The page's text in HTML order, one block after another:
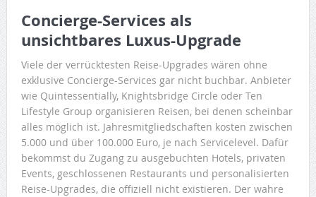
Concierge-Services als
unsichtbares Luxus-Upgrade
Viele der verrücktesten Reise-Upgrades wären ohne
exklusive Concierge-Services gar nicht buchbar. Anbieter
wie Quintessentially, Knightsbridge Circle oder Ten
Lifestyle Group organisieren Reisen, bei denen scheinbar
alles möglich ist. Jahresmitgliedschaften kosten zwischen
5.000 und über 100.000 Euro, je nach Servicelevel. Dafür
bekommst du Zugang zu ausgebuchten Hotels, privaten
Events, geschlossenen Restaurants und personalisierten
Reise-Upgrades, die offiziell nicht existieren. Der wahre